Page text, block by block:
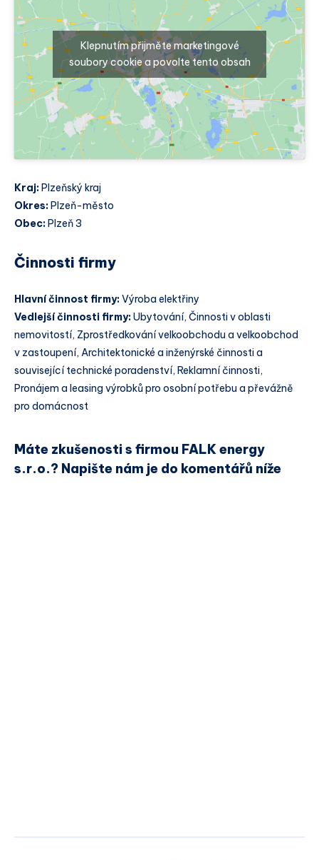
Klepnutím přijměte marketingové
soubory cookie a povolte tento obsah
Kraj: Plzeňský kraj
Okres: Plzeň-město
Obec: Plzeň 3
Činnosti firmy
Hlavní činnost firmy:Výroba elektřiny
Vedlejší činnosti firmy:Ubytování, Činnosti v oblasti
nemovitostí, Zprostředkování velkoobchodu a velkoobchod
v zastoupení, Architektonické a inženýrské činnosti a
související technické poradenství, Reklamní činnosti,
Pronájem a leasing výrobků pro osobní potřebu a převážně
pro domácnost
Máte zkušenosti s firmou FALK energy
s.r.o.? Napište nám je do komentářů níže